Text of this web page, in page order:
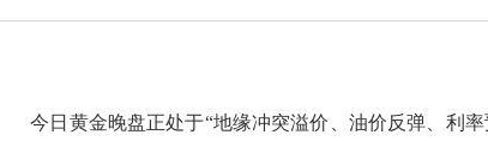
今日黄金晚盘正处于“地缘冲突溢价、油价反弹、利率